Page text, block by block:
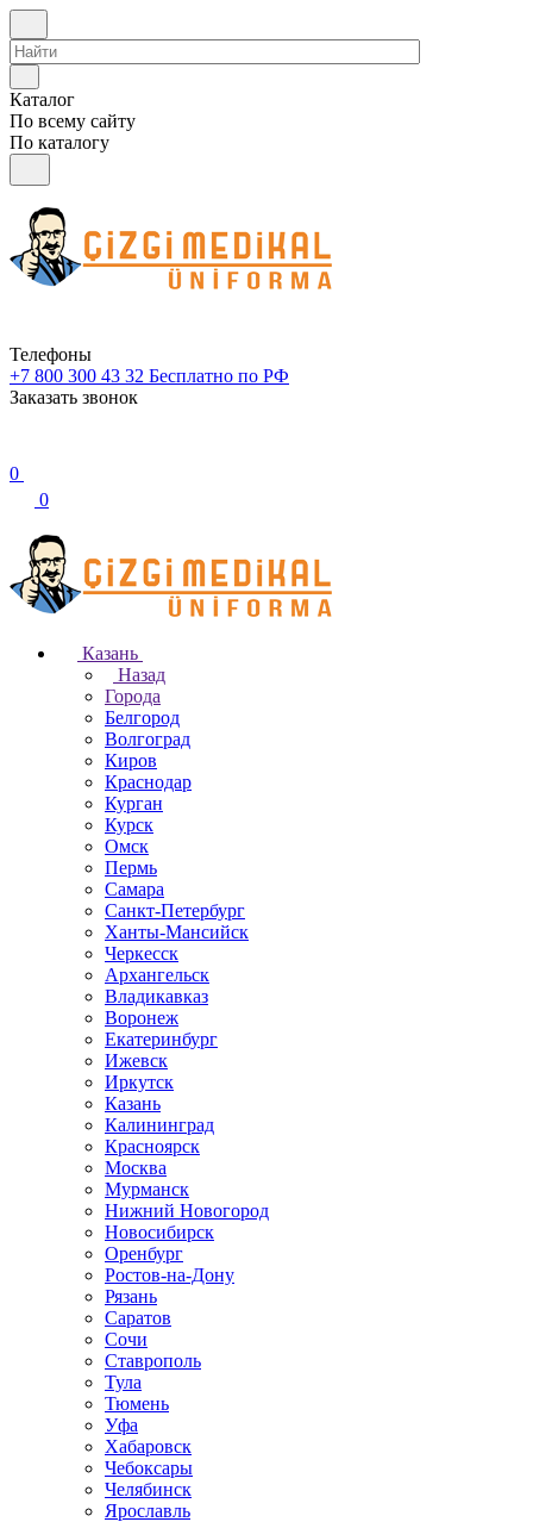
Каталог
По всему сайту
По каталогу
Телефоны
+7 800 300 43 32 Бесплатно по РФ
Заказать звонок
0
0
Казань
Назад
Города
Белгород
Волгоград
Киров
Краснодар
Курган
Курск
Омск
Пермь
Самара
Санкт-Петербург
Ханты-Мансийск
Черкесск
Архангельск
Владикавказ
Воронеж
Екатеринбург
Ижевск
Иркутск
Казань
Калининград
Красноярск
Москва
Мурманск
Нижний Новогород
Новосибирск
Оренбург
Ростов-на-Дону
Рязань
Саратов
Сочи
Ставрополь
Тула
Тюмень
Уфа
Хабаровск
Чебоксары
Челябинск
Ярославль